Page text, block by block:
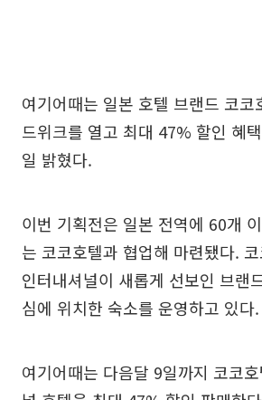
여기어때는 일본 호텔 브랜드 코코
드위크를 열고 최대 47% 할인 혜
일 밝혔다.
이번 기획전은 일본 전역에 60개
는 코코호텔과 협업해 마련됐다.
인터내셔널이 새롭게 선보인 브랜
심에 위치한 숙소를 운영하고 있다.
여기어때는 다음달 9일까지 코코